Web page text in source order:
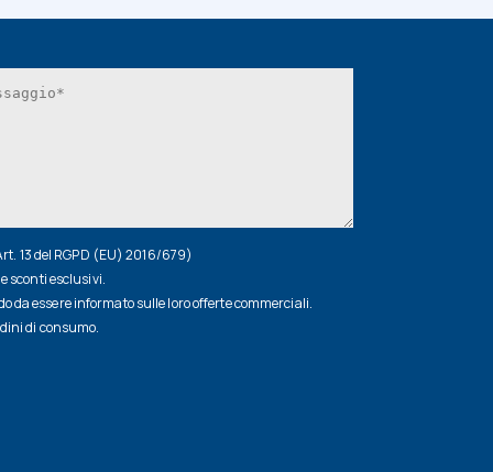
13 del RGPD (EU) 2016/679)
sconti esclusivi.
da essere informato sulle loro offerte commerciali.
di consumo.